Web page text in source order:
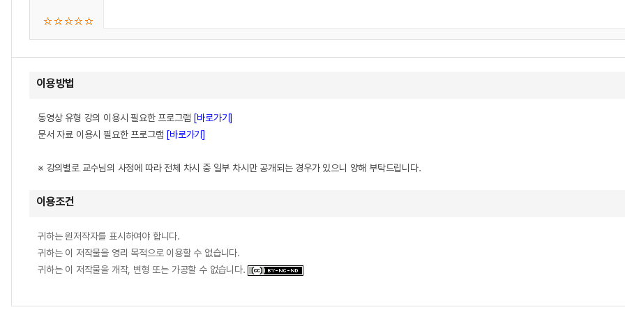
이용방법
동영상 유형 강의 이용시 필요한 프로그램 [바로가기]
문서 자료 이용시 필요한 프로그램 [바로가기]
※ 강의별로 교수님의 사정에 따라 전체 차시 중 일부 차시만 공개되는 경우가 있으니 양해 부탁드립니다.
이용조건
귀하는 원저작자를 표시하여야 합니다.
귀하는 이 저작물을 영리 목적으로 이용할 수 없습니다.
귀하는 이 저작물을 개작, 변형 또는 가공할 수 없습니다.